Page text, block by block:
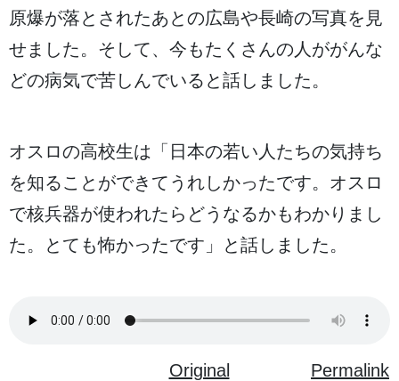
原爆が落とされたあとの広島や長崎の写真を 見
せました。そして、 今もたくさんの 人 ががんな
どの病気で苦しんでいると話しました。
オスロの高校生は「 日本の若い 人 たちの気持ち
を知ることができてうれしかったです。オスロ
で核兵器が使われたらどうなるかもわかりまし
た。とても怖かったです」と話しました。
Original Permalink